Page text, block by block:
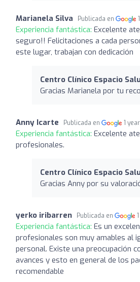
Marianela Silva Publicada en
Experiencia fantástica: Excelente
seguro!! Felicitaciones a cada
este lugar, trabajan con dedicación
Centro Clínico Espacio
Gracias Marianela por tu
Anny Icarte Publicada en 1
Experiencia fantástica: Excelente
profesionales.
Centro Clínico Espacio
Gracias Anny por su
yerko iribarren Publicada en
Experiencia fantástica: Es un
profesionales son muy amables al
personal. Existe una preocupación
avances y esto en general de los
recomendable